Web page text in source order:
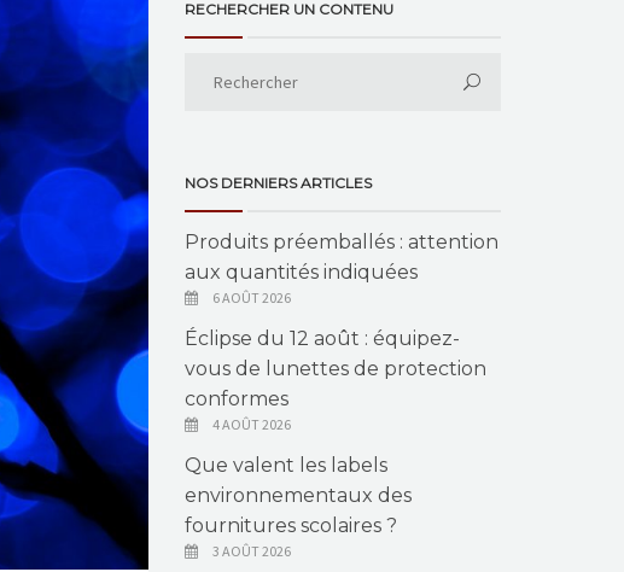
RECHERCHER UN CONTENU
NOS DERNIERS ARTICLES
Produits préemballés : attention
aux quantités indiquées
6 AOÛT 2026
Éclipse du 12 août : équipez-
vous de lunettes de protection
conformes
4 AOÛT 2026
Que valent les labels
environnementaux des
fournitures scolaires ?
3 AOÛT 2026